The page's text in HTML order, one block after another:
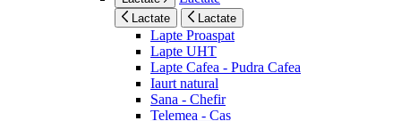
Lactate Lactate
Lapte Proaspat
Lapte UHT
Lapte Cafea - Pudra Cafea
Iaurt natural
Sana - Chefir
Telemea - Cas